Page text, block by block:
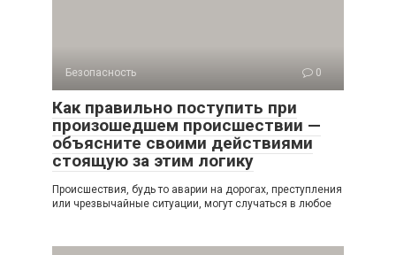
Безопасность 0
Как правильно поступить при
произошедшем происшествии —
объясните своими действиями
стоящую за этим логику
Происшествия, будь то аварии на дорогах, преступления
или чрезвычайные ситуации, могут случаться в любое